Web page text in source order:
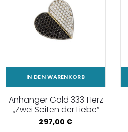
IN DEN WARENKORB
Anhänger Gold 333 Herz
„Zwei Seiten der Liebe“
297,00 €